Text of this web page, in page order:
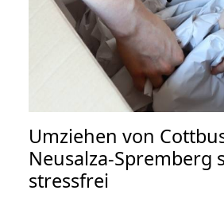
Umziehen von
Neusalza-Spremberg
stressfrei